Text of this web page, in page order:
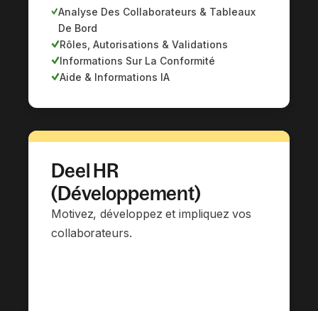
Analyse Des Collaborateurs & Tableaux
De Bord
Rôles, Autorisations & Validations
Informations Sur La Conformité
Aide & Informations IA
Deel HR
(Développement)
Motivez, développez et impliquez vos
collaborateurs.